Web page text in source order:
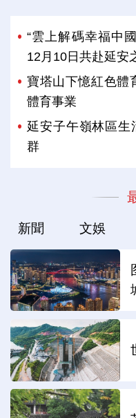
“雲上解碼幸福中
12月10日共赴延安
寶塔山下憶紅色體
體育事業
延安子午嶺林區生
群
新聞 文娛